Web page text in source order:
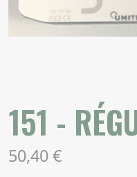
151 -
50,40 €